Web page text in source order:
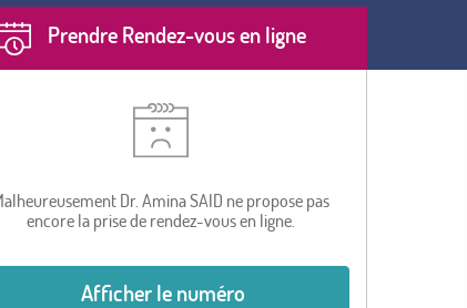
Prendre Rendez-vous en ligne
Dr. Amina SAID ne propose pas
encore la prise de rendez-vous en ligne.
Afficher le numéro